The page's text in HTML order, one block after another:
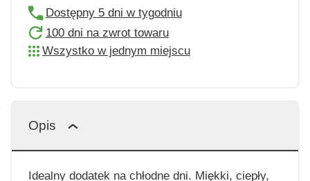
Dostępny 5 dni w tygodniu
100 dni na zwrot towaru
Wszystko w jednym miejscu
Opis
Idealny dodatek na chłodne dni. Miękki, ciepły,